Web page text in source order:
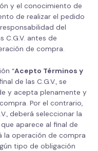
y el conocimiento de
de realizar el pedido
del
C.G.V. antes de
de compra.
“Acepto Términos y
de las C.G.V., se
y acepta plenamente y
Por el contrario,
deberá seleccionar la
aparece al final de
la operación de compra
tipo de obligación